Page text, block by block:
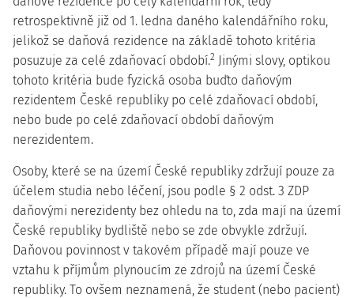
retrospektivně již od 1. ledna daného kalendářního roku,
jelikož se daňová rezidence na základě tohoto kritéria
posuzuje za celé zdaňovací období.2 Jinými slovy, optikou
tohoto kritéria bude fyzická osoba buďto daňovým
rezidentem České republiky po celé zdaňovací období,
nebo bude po celé zdaňovací období daňovým
nerezidentem.
Osoby, které se na území České republiky zdržují pouze za
účelem studia nebo léčení, jsou podle § 2 odst. 3 ZDP
daňovými nerezidenty bez ohledu na to, zda mají na území
České republiky bydliště nebo se zde obvykle zdržují.
Daňovou povinnost v takovém případě mají pouze ve
vztahu k příjmům plynoucím ze zdrojů na území České
republiky. To ovšem neznamená, že student (nebo pacient)